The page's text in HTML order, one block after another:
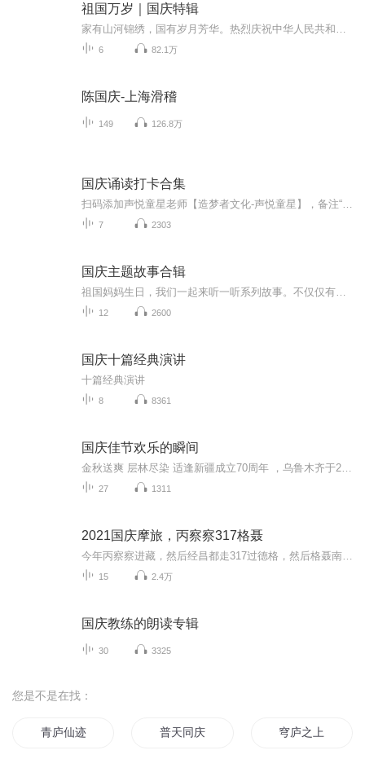
祖国万岁｜国庆特辑
6 82.1万
陈国庆-上海滑稽
149 126.8万
国庆诵读打卡合集
7 2303
国庆主题故事合辑
12 2600
国庆十篇经典演讲
十篇经典演讲
8 8361
国庆佳节欢乐的瞬间
27 1311
2021国庆摩旅，丙察察317格聂
15 2.4万
国庆教练的朗读专辑
30 3325
您是不是在找：
青庐仙迹 普天同庆 穹庐之上